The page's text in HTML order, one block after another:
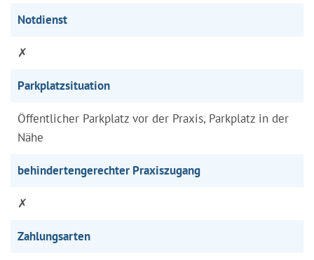
Notdienst
✗
Parkplatzsituation
Öffentlicher Parkplatz vor der Praxis, Parkplatz in der
Nähe
behindertengerechter Praxiszugang
✗
Zahlungsarten